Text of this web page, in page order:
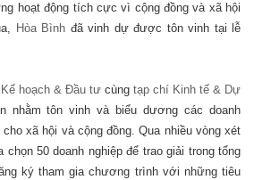
hoạt động tích cực vì cộng đồng và xã hội
Hòa Bình đã vinh dự được tôn vinh tại lễ
Kế hoạch & Đầu tư cùng tạp chí Kinh tế & Dự
nhằm tôn vinh và biểu dương các doanh
xã hội và cộng đồng. Qua nhiều vòng xét
50 doanh nghiệp để trao giải trong tổng
ký tham gia chương trình với những tiêu